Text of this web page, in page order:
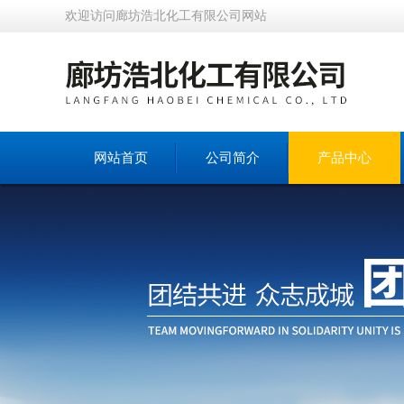
欢迎访问廊坊浩北化工有限公司网站
网站首页 公司简介 产品中心